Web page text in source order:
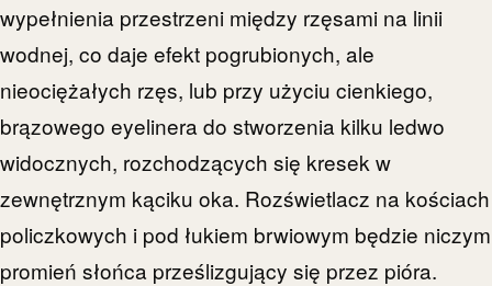
wypełnienia przestrzeni między rzęsami na linii
wodnej, co daje efekt pogrubionych, ale
nieociężałych rzęs, lub przy użyciu cienkiego,
brązowego eyelinera do stworzenia kilku ledwo
widocznych, rozchodzących się kresek w
zewnętrznym kąciku oka. Rozświetlacz na kościach
policzkowych i pod łukiem brwiowym będzie niczym
promień słońca prześlizgujący się przez pióra.